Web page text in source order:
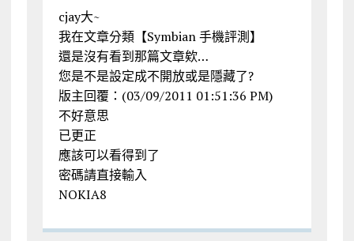
cjay大~
我在文章分類【Symbian 手機評測】
還是沒有看到那篇文章欸…
您是不是設定成不開放或是隱藏了?
版主回覆：(03/09/2011 01:51:36 PM)
不好意思
已更正
應該可以看得到了
密碼請直接輸入
NOKIA8